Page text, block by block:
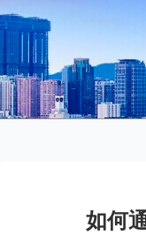
如何